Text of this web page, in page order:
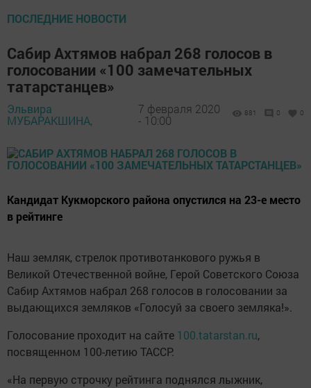
ПОСЛЕДНИЕ НОВОСТИ
Сабир Ахтямов набрал 268 голосов в
голосовании «100 замечательных
татарстанцев»
Эльвира
МУБАРАКШИНА,
7 февраля 2020
- 10:00
881 0 0
Кандидат Кукморского района опустился на 23-е место
в рейтинге
Наш земляк, стрелок противотанкового ружья в
Великой Отечественной войне, Герой Советского Союза
Сабир Ахтямов набрал 268 голосов в голосовании за
выдающихся земляков «Голосуй за своего земляка!».
Голосование проходит на сайте 100.tatarstan.ru,
посвященном 100-летию ТАССР.
«На первую строчку рейтинга поднялся лыжник,